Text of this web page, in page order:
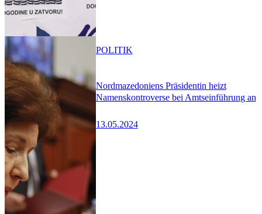
Nordmazedoniens Präsidentin heizt
Namenskontroverse bei Amtseinführung an
13.05.2024
POLITIK